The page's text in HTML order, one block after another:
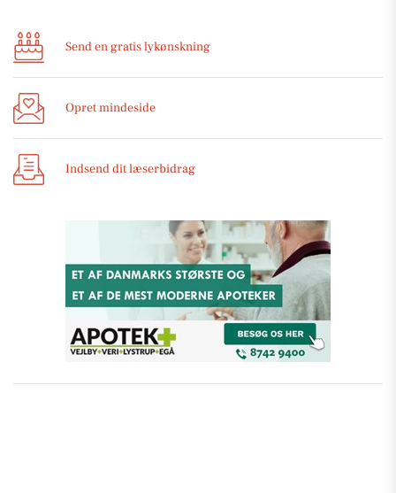
Send en gratis lykønskning
Opret mindeside
Indsend dit læserbidrag